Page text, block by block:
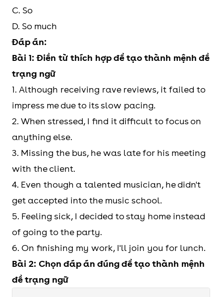
C. So
D. So much
Đáp án:
Bài 1: Điền từ thích hợp để tạo thành mệnh đề
trạng ngữ
1. Although receiving rave reviews, it failed to
impress me due to its slow pacing.
2. When stressed, I find it difficult to focus on
anything else.
3. Missing the bus, he was late for his meeting
with the client.
4. Even though a talented musician, he didn't
get accepted into the music school.
5. Feeling sick, I decided to stay home instead
of going to the party.
6. On finishing my work, I'll join you for lunch.
Bài 2: Chọn đáp án đúng để tạo thành mệnh
đề trạng ngữ